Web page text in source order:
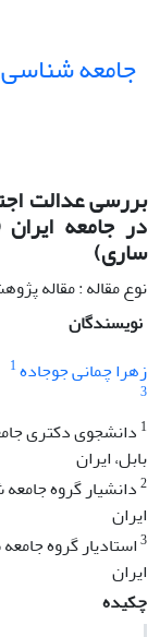
جامعه
بررسی عدالت
در جامعه
ساری)
نوع مقاله : مقاله
نویسندگان
زهرا چمانی جوجاده1
3
1 دانشجوی دکتری
بابل، ایران
2دانشیار گروه جامعه
ایران
3استادیار گروه
ایران
چکیده